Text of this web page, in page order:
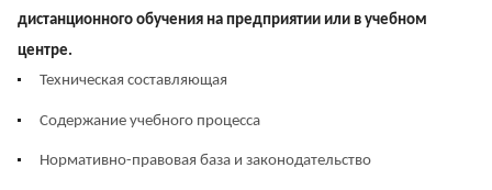
дистанционного обучения на предприятии или в учебном
центре.
Техническая составляющая
Содержание учебного процесса
Нормативно-правовая база и законодательство